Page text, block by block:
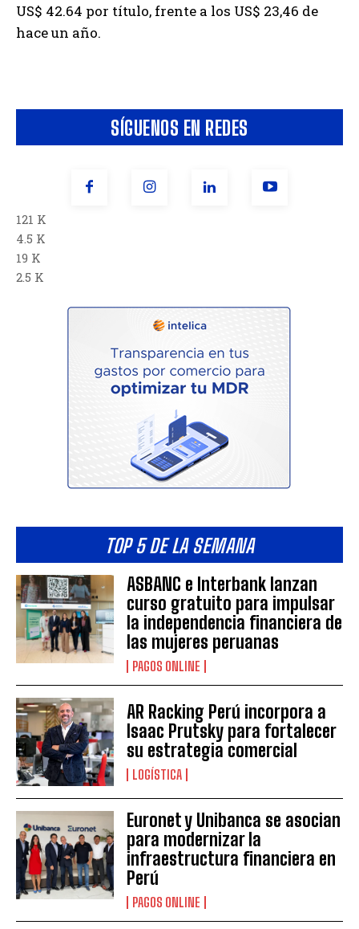
SÍGUENOS EN REDES
121 K
4.5 K
19 K
2.5 K
TOP 5 DE LA SEMANA
ASBANC e Interbank lanzan
curso gratuito para impulsar
la independencia financiera de
las mujeres peruanas
PAGOS ONLINE
AR Racking Perú incorpora a
Isaac Prutsky para fortalecer
su estrategia comercial
LOGÍSTICA
Euronet y Unibanca se asocian
para modernizar la
infraestructura financiera en
Perú
PAGOS ONLINE
US$ 42.64 por título, frente a los US$ 23,46 de
hace un año.